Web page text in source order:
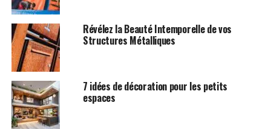
Imaginez-vous allongé, les yeux levés vers votre
plafond, et soudain, les étoiles s’animent au-dessus de
vous.
Révélez la Beauté Intemporelle de vos
Structures Métalliques
7 idées de décoration pour les petits
espaces